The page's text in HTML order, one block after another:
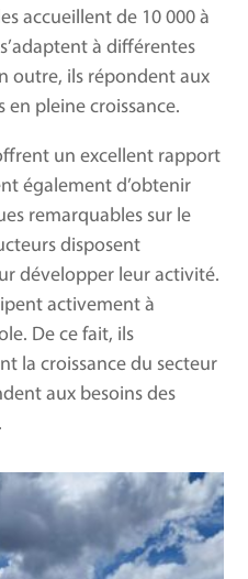
accueillent de 10 000 à
à différentes
outre, ils répondent aux
en pleine croissance.
un excellent rapport
également d’obtenir
remarquables sur le
disposent
développer leur activité.
activement à
De ce fait, ils
la croissance du secteur
aux besoins des